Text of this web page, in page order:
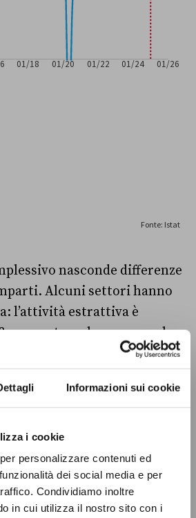
Informazioni sui cookie
i cookie
personalizzare contenuti ed
dei social media e per
Condividiamo inoltre
in cui utilizza il nostro sito con i
nasconde differenze
Alcuni settori hanno
l’attività estrattiva è
per cento su base annua, la
per cento, la produzione di
e materie plastiche del 2,1
più marcate hanno
le industrie tessili,
e della pelletteria (-5 per
di carbone e prodotti
(-4,6 per cento).